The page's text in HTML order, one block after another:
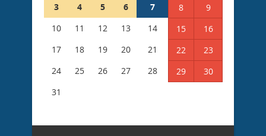
3
4 5 6 7 8
9
10
11 12 13 14 15
16
17
18 19 20 21 22
23
24
25 26 27 28 29
30
31